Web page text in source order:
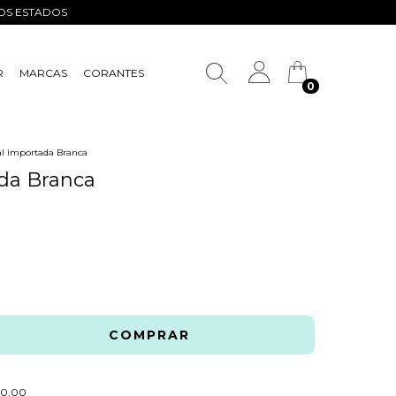
ESTADOS
MARCAS
CORANTES
0
importada Branca
Branca